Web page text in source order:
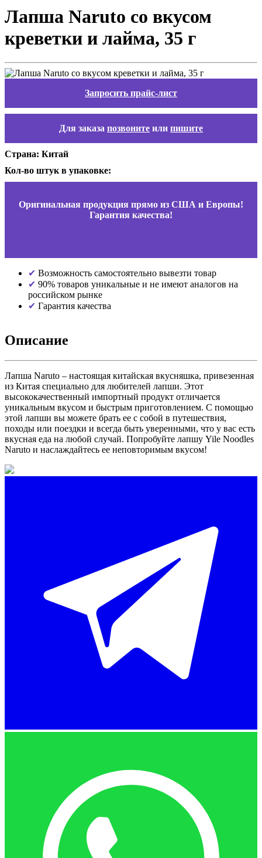
Лапша Naruto со вкусом
креветки и лайма, 35 г
Запросить прайс-лист
Для заказа позвоните или пишите
Страна: Китай
Кол-во штук в упаковке:
Оригинальная продукция прямо из США и Европы!
Гарантия качества!
Возможность самостоятельно вывезти товар
90% товаров уникальные и не имеют аналогов на
российском рынке
Гарантия качества
Описание
Лапша Naruto – настоящая китайская вкусняшка, привезенная
из Китая специально для любителей лапши. Этот
высококачественный импортный продукт отличается
уникальным вкусом и быстрым приготовлением. С помощью
этой лапши вы можете брать ее с собой в путешествия,
походы или поездки и всегда быть уверенными, что у вас есть
вкусная еда на любой случай. Попробуйте лапшу Yile Noodles
Naruto и наслаждайтесь ее неповторимым вкусом!